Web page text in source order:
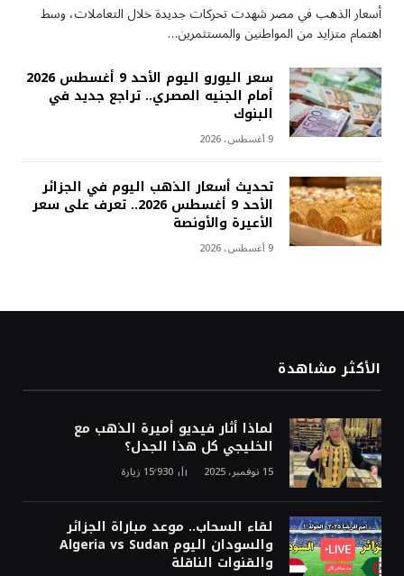
أسعار الذهب في مصر شهدت تحركات جديدة خلال التعاملات، وسط
اهتمام متزايد من المواطنين والمستثمرين…
سعر اليورو اليوم الأحد 9 أغسطس 2026
أمام الجنيه المصري.. تراجع جديد في
البنوك
9 أغسطس، 2026
تحديث أسعار الذهب اليوم في الجزائر
الأحد 9 أغسطس 2026.. تعرف على سعر
الأعيرة والأونصة
9 أغسطس، 2026
الأكثر مشاهدة
لماذا أثار فيديو أميرة الذهب مع
الخليجي كل هذا الجدل؟
15 نوفمبر، 2025 15٬930 زيارة
لقاء السحاب.. موعد مباراة الجزائر
والسودان اليوم Algeria vs Sudan
والقنوات الناقلة